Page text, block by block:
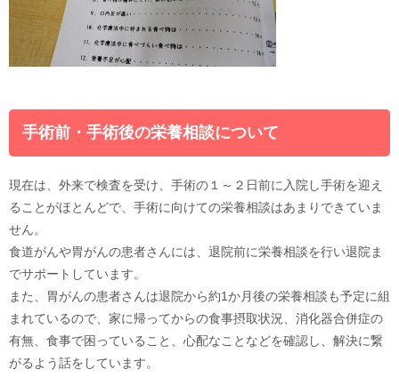
手術前・手術後の栄養相談について
現在は、外来で検査を受け、手術の１～２日前に入院し手術を迎え
ることがほとんどで、手術に向けての栄養相談はあまりできていま
せん。
食道がんや胃がんの患者さんには、退院前に栄養相談を行い退院ま
でサポートしています。
また、胃がんの患者さんは退院から約1か月後の栄養相談も予定に組
まれているので、家に帰ってからの食事摂取状況、消化器合併症の
有無、食事で困っていること、心配なことなどを確認し、解決に繋
がるよう話をしています。